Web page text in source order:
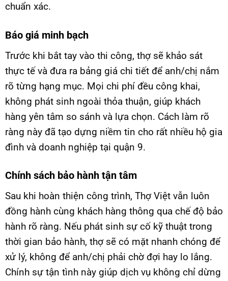
chuẩn xác.
Báo giá minh bạch
Trước khi bắt tay vào thi công, thợ sẽ khảo sát
thực tế và đưa ra bảng giá chi tiết để anh/chị nắm
rõ từng hạng mục. Mọi chi phí đều công khai,
không phát sinh ngoài thỏa thuận, giúp khách
hàng yên tâm so sánh và lựa chọn. Cách làm rõ
ràng này đã tạo dựng niềm tin cho rất nhiều hộ gia
đình và doanh nghiệp tại quận 9.
Chính sách bảo hành tận tâm
Sau khi hoàn thiện công trình, Thợ Việt vẫn luôn
đồng hành cùng khách hàng thông qua chế độ bảo
hành rõ ràng. Nếu phát sinh sự cố kỹ thuật trong
thời gian bảo hành, thợ sẽ có mặt nhanh chóng để
xử lý, không để anh/chị phải chờ đợi hay lo lắng.
Chính sự tận tình này giúp dịch vụ không chỉ dừng